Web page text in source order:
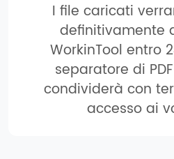
I file caricati
definitivamente
WorkinTool entro
separatore di
condividerà con
accesso ai